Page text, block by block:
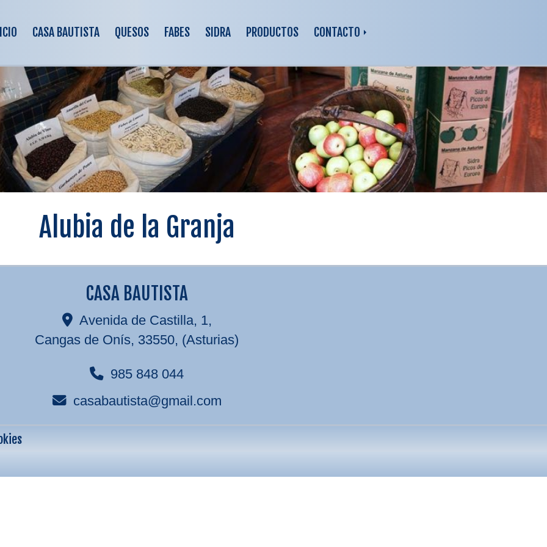
CASA BAUTISTA QUESOS FABES SIDRA PRODUCTOS CONTACTO
Alubia de la Granja
CASA BAUTISTA
Avenida de Castilla, 1,
Cangas de Onís, 33550, (Asturias)
985 848 044
casabautista
gmail.com